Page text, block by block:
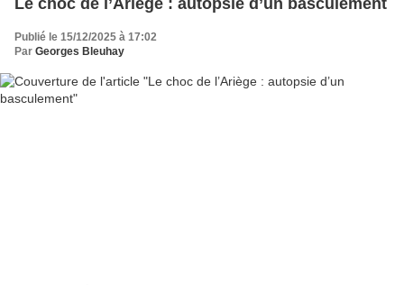
Publié le 15/12/2025 à 17:02
Par Georges Bleuhay